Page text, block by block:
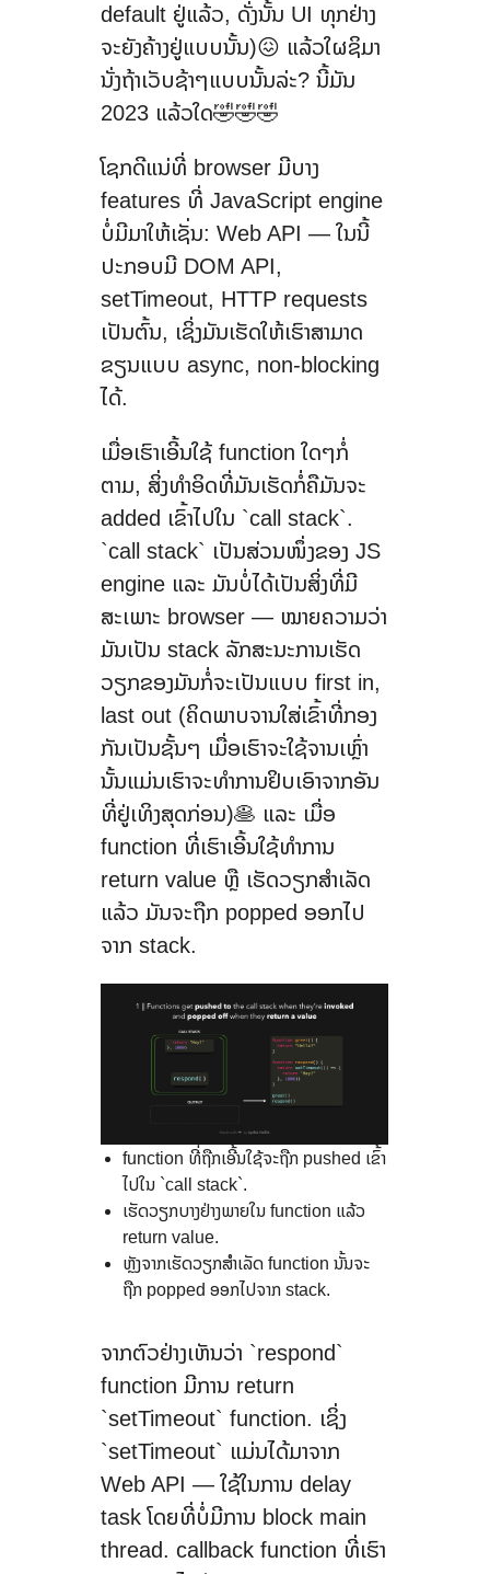
default ຢູ່ແລ້ວ, ດັ່ງນັ້ນ UI ທຸກຢ່າງ
ຈະຍັງຄ້າງຢູ່ແບບນັ້ນ)😖 ແລ້ວໃຜຊິມາ
ນັ່ງຖ້າເວັບຊ້າໆແບບນັ້ນລ່ະ? ນີ້ມັນ
2023 ແລ້ວໃດ🤣🤣🤣
ໂຊກດີແນ່ທີ່ browser ມີບາງ
features ທີ່ JavaScript engine
ບໍ່ມີມາໃຫ້ເຊັ່ນ: Web API — ໃນນີ້
ປະກອບມີ DOM API,
setTimeout, HTTP requests
ເປັນຕົ້ນ, ເຊິ່ງມັນເຮັດໃຫ້ເຮົາສາມາດ
ຂຽນແບບ async, non-blocking
ໄດ້.
ເມື່ອເຮົາເອີ້ນໃຊ້ function ໃດໆກໍ່
ຕາມ, ສິ່ງທຳອິດທີ່ມັນເຮັດກໍ່ຄືມັນຈະ
added ເຂົ້າໄປໃນ `call stack`.
`call stack` ເປັນສ່ວນໜຶ່ງຂອງ JS
engine ແລະ ມັນບໍ່ໄດ້ເປັນສິ່ງທີ່ມີ
ສະເພາະ browser — ໝາຍຄວາມວ່າ
ມັນເປັນ stack ລັກສະນະການເຮັດ
ວຽກຂອງມັນກໍ່ຈະເປັນແບບ first in,
last out (ຄິດພາບຈານໃສ່ເຂົ້າທີ່ກອງ
ກັນເປັນຊັ້ນໆ ເມື່ອເຮົາຈະໃຊ້ຈານເຫຼົ່າ
ນັ້ນແມ່ນເຮົາຈະທຳການຢິບເອົາຈາກອັນ
ທີ່ຢູ່ເທິງສຸດກ່ອນ)🥞 ແລະ ເມື່ອ
function ທີ່ເຮົາເອີ້ນໃຊ້ທຳການ
return value ຫຼື ເຮັດວຽກສຳເລັດ
ແລ້ວ ມັນຈະຖືກ popped ອອກໄປ
ຈາກ stack.
function ທີ່ຖືກເອີ້ນໃຊ້ຈະຖືກ pushed ເຂົ້າ
ໄປໃນ `call stack`.
ເຮັດວຽກບາງຢ່າງພາຍໃນ function ແລ້ວ
return value.
ຫຼັງຈາກເຮັດວຽກສຳເລັດ function ນັ້ນຈະ
ຖືກ popped ອອກໄປຈາກ stack.
ຈາກຕົວຢ່າງເຫັນວ່າ `respond`
function ມີການ return
`setTimeout` function. ເຊິ່ງ
`setTimeout` ແມ່ນໄດ້ມາຈາກ
Web API — ໃຊ້ໃນການ delay
task ໂດຍທີ່ບໍ່ມີການ block main
thread. callback function ທີ່ເຮົາ